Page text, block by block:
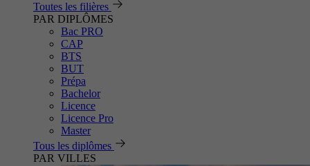
Toutes les filières
PAR DIPLÔMES
Bac PRO
CAP
BTS
BUT
Prépa
Bachelor
Licence
Licence Pro
Master
Tous les diplômes
PAR VILLES